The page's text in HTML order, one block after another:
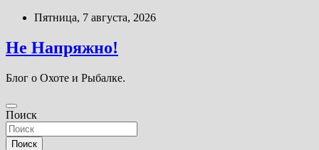
Перейти
содержимому
Пятница, 7 августа, 2026
Не Напряжно!
Блог о Охоте и Рыбалке.
Поиск
Поиск